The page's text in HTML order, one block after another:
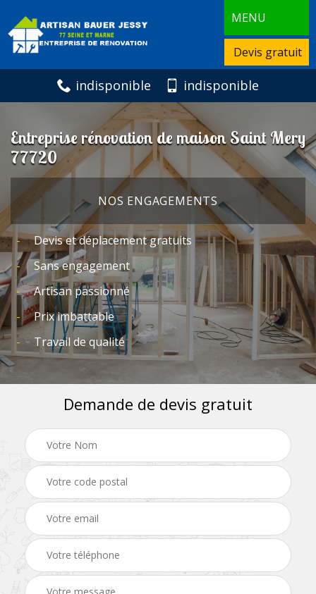
MENU
Devis gratuit
indisponible indisponible
Entreprise rénovation de maison Saint Mery
77720
NOS ENGAGEMENTS
Devis et déplacement gratuits
Sans engagement
Artisan passionné
Prix imbattable
Travail de qualité
Demande de devis gratuit